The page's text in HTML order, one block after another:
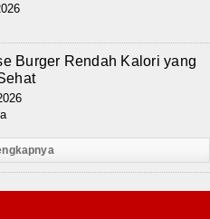
Burger Rendah Kalori yang